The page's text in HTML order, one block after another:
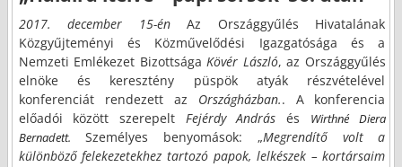
2017. december 15-énAz Országgyűlés Hivatalának
Közgyűjteményi és Közművelődési Igazgatósága és a
Nemzeti Emlékezet BizottságaKövér László, az Országgyűlés
elnöke és keresztény püspök atyák részvételével
konferenciát rendezett az Országházban.. A konferencia
előadói között szerepelt Fejérdy Andrásés
Wirthné Diera
Bernadett. Személyes benyomások: „Megrendítő volt a
különböző felekezetekhez tartozó papok, lelkészek – kortársaim